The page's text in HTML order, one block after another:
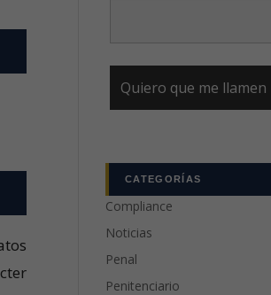
CATEGORÍAS
Compliance
Noticias
Penal
Penitenciario